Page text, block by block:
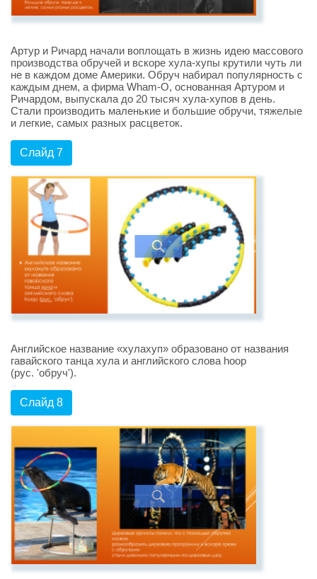
Артур и Ричард начали воплощать в жизнь идею массового
производства обручей и вскоре хула-хупы крутили чуть ли
не в каждом доме Америки. Обруч набирал популярность с
каждым днем, а фирма Wham-O, основанная Артуром и
Ричардом, выпускала до 20 тысяч хула-хупов в день.
Стали производить маленькие и большие обручи, тяжелые
и легкие, самых разных расцветок.
Слайд 7
Английское название «хулахуп» образовано от названия
гавайского танца хула и английского слова hoop
(рус. 'обруч').
Слайд 8